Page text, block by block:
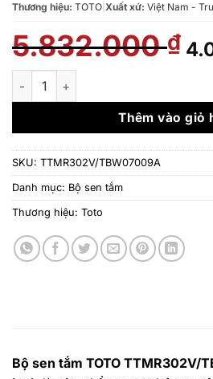
Thương hiệu: TOTO Xuất xứ: Việt Nam -
5.832.000₫
Bộ sen tắm TOTO TTMR302V/
Thêm vào giỏ
SKU: TTMR302V/TBW07009A
Danh mục: Bộ sen tắm
Thương hiệu: Toto
Bộ sen tắm TOTO TTMR302V/